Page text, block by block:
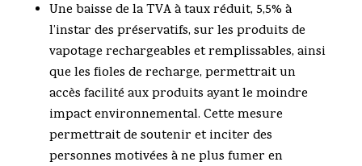
Une baisse de la TVA à taux réduit, 5,5% à
l’instar des préservatifs, sur les produits de
vapotage rechargeables et remplissables, ainsi
que les fioles de recharge, permettrait un
accès facilité aux produits ayant le moindre
impact environnemental. Cette mesure
permettrait de soutenir et inciter des
personnes motivées à ne plus fumer en